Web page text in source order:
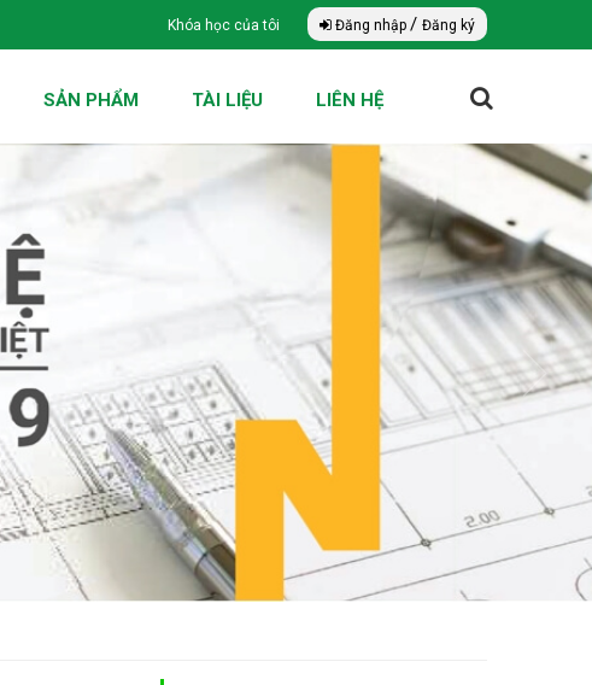
Khóa học của tôi Đăng nhập / Đăng ký
SẢN PHẨM TÀI LIỆU LIÊN HỆ